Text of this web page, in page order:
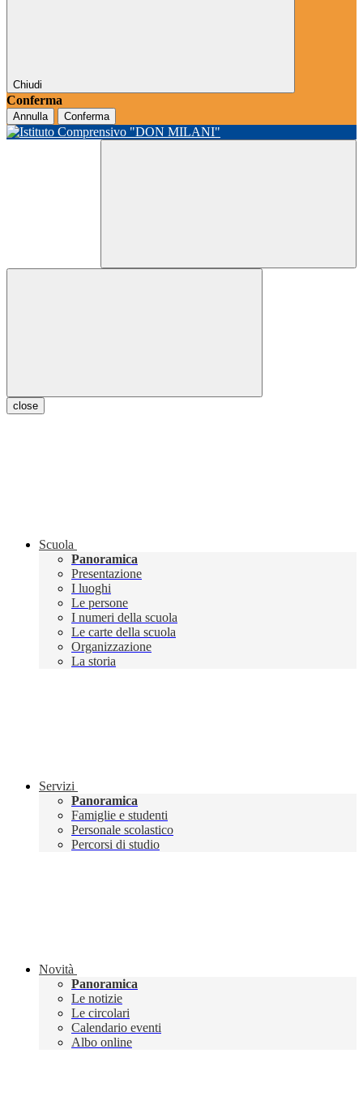
Chiudi
Conferma
Annulla Conferma
close
Scuola
Panoramica
Presentazione
I luoghi
Le persone
I numeri della scuola
Le carte della scuola
Organizzazione
La storia
Servizi
Panoramica
Famiglie e studenti
Personale scolastico
Percorsi di studio
Novità
Panoramica
Le notizie
Le circolari
Calendario eventi
Albo online